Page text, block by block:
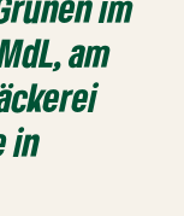
am
in